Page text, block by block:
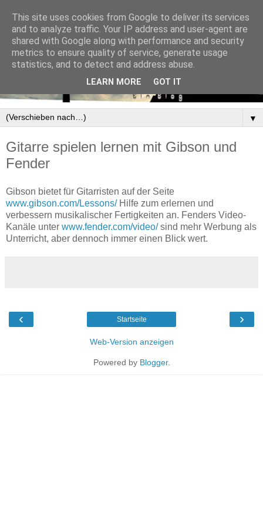
▼
Gitarre spielen lernen mit Gibson und
Fender
Gibson bietet für Gitarristen auf der Seite
www.gibson.com/Lessons/Hilfe zum erlernen und
verbessern musikalischer Fertigkeiten an. Fenders Video-
Kanäle unter www.fender.com/video/sind mehr Werbung als
Unterricht, aber dennoch immer einen Blick wert.
‹ ›
Startseite
Web-Version anzeigen
Powered by Blogger.
This site uses cookies from Google to deliver its services
and to analyze traffic. Your IP address and user-agent are
shared with Google along with performance and security
metrics to ensure quality of service, generate usage
statistics, and to detect and address abuse.
LEARN MORE GOT IT